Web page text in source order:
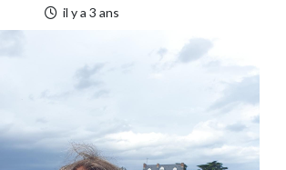
il y a 3 ans